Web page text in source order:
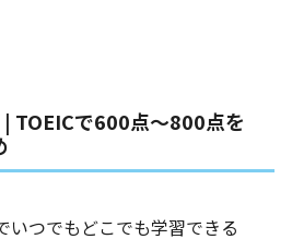
TOEICで600点～800点を
いつでもどこでも学習できる